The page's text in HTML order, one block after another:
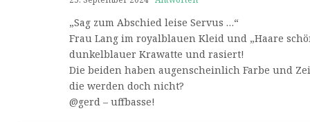
„Sag zum Abschied leise Servus …“
Frau Lang im royalblauen Kleid und „Haare
dunkelblauer Krawatte und rasiert!
Die beiden haben augenscheinlich Farbe und
die werden doch nicht?
@gerd – uffbasse!